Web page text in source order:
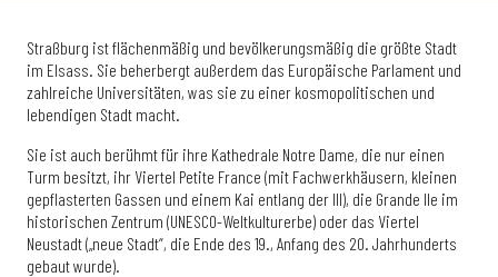
Straßburg ist flächenmäßig und bevölkerungsmäßig die größte Stadt
im Elsass. Sie beherbergt außerdem das Europäische Parlament und
zahlreiche Universitäten, was sie zu einer kosmopolitischen und
lebendigen Stadt macht.
Sie ist auch berühmt für ihre Kathedrale Notre Dame, die nur einen
Turm besitzt, ihr Viertel Petite France (mit Fachwerkhäusern, kleinen
gepflasterten Gassen und einem Kai entlang der Ill), die Grande Ile im
historischen Zentrum (UNESCO-Weltkulturerbe) oder das Viertel
Neustadt („neue Stadt“, die Ende des 19., Anfang des 20. Jahrhunderts
gebaut wurde).